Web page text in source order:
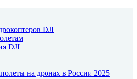
DJI
DJI
на дронах в России 2025